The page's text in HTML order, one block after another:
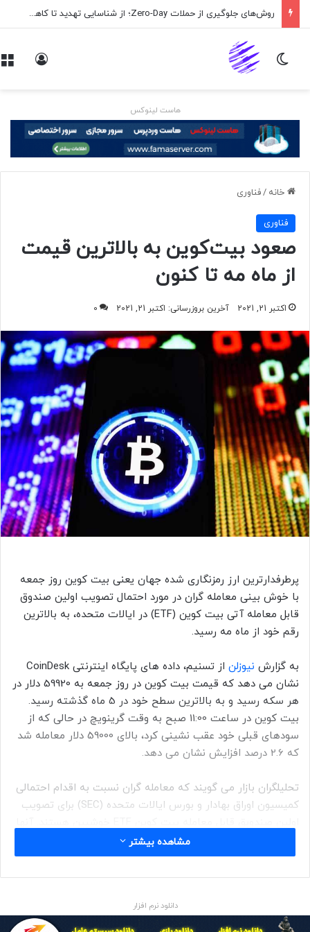
روش‌های جلوگیری از حملات Zero-Day؛ از شناسایی تهدید تا کاهش ریسک
تغییر پوسته
هاست لینوکس
خانه /فناوری
فناوری
صعود بیت‌کوین به بالاترین قیمت
از ماه مه تا کنون
اکتبر 21, 2021 آخرین بروزرسانی: اکتبر 21, 2021 0
پرطرفدارترین ارز رمزنگاری شده جهان یعنی بیت کوین روز جمعه
با خوش بینی معامله گران در مورد احتمال تصویب اولین صندوق
قابل معامله آتی بیت کوین (ETF) در ایالات متحده، به بالاترین
رقم خود از ماه مه رسید.
به گزارش نیوزلن
از تسنیم، داده های پایگاه اینترنتی CoinDesk
نشان می دهد که قیمت بیت کوین در روز جمعه به 59920 دلار در
هر سکه رسید و به بالاترین سطح خود در 5 ماه گذشته رسید.
بیت کوین در ساعت 11:00 صبح به وقت گرینویچ در حالی که از
سودهای قبلی خود عقب نشینی کرد، بالای 59000 دلار معامله شد
که 2.6 درصد افزایش نشان می دهد.
تحلیلگران بازار می گویند که معامله گران نسبت به اقدام احتمالی
کمیسیون اوراق بهادار و بورس ایالات متحده (SEC) برای تصویب
این تصویب احتمالی را نقطه عطفی برای صنعت ارز رمزنگاری شده
می‌دانند. صنعتی که بسیار مشتاق بوده است این ارز مورد قبول
وال استریت و سرمایه گذاران اصلی آن قرار گیرد.
سه شنبه هفته آینده در بورس نیویورک آغاز به کار کند.
مشاهده بیشتر
دانلود نرم افزار